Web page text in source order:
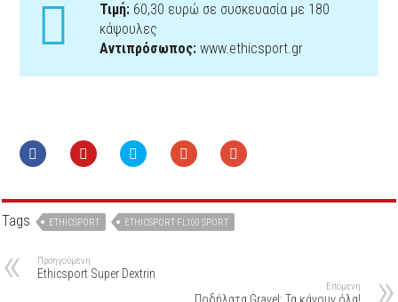
Τιμή: 60,30 ευρώ σε συσκευασία με 180
κάψουλες
Αντιπρόσωπος: www.ethicsport.gr
Tags ETHICSPORT ETHICSPORT FL100 SPORT
Προηγούμενη
Ethicsport Super Dextrin
Επόμενη